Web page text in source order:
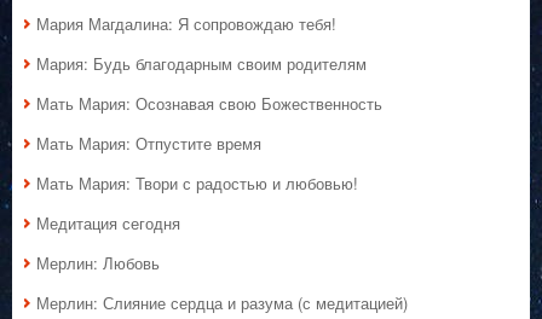
Мария Магдалина: Я сопровождаю тебя!
Мария: Будь благодарным своим родителям
Мать Мария: Осознавая свою Божественность
Мать Мария: Отпустите время
Мать Мария: Твори с радостью и любовью!
Медитация сегодня
Мерлин: Любовь
Мерлин: Слияние сердца и разума (с медитацией)